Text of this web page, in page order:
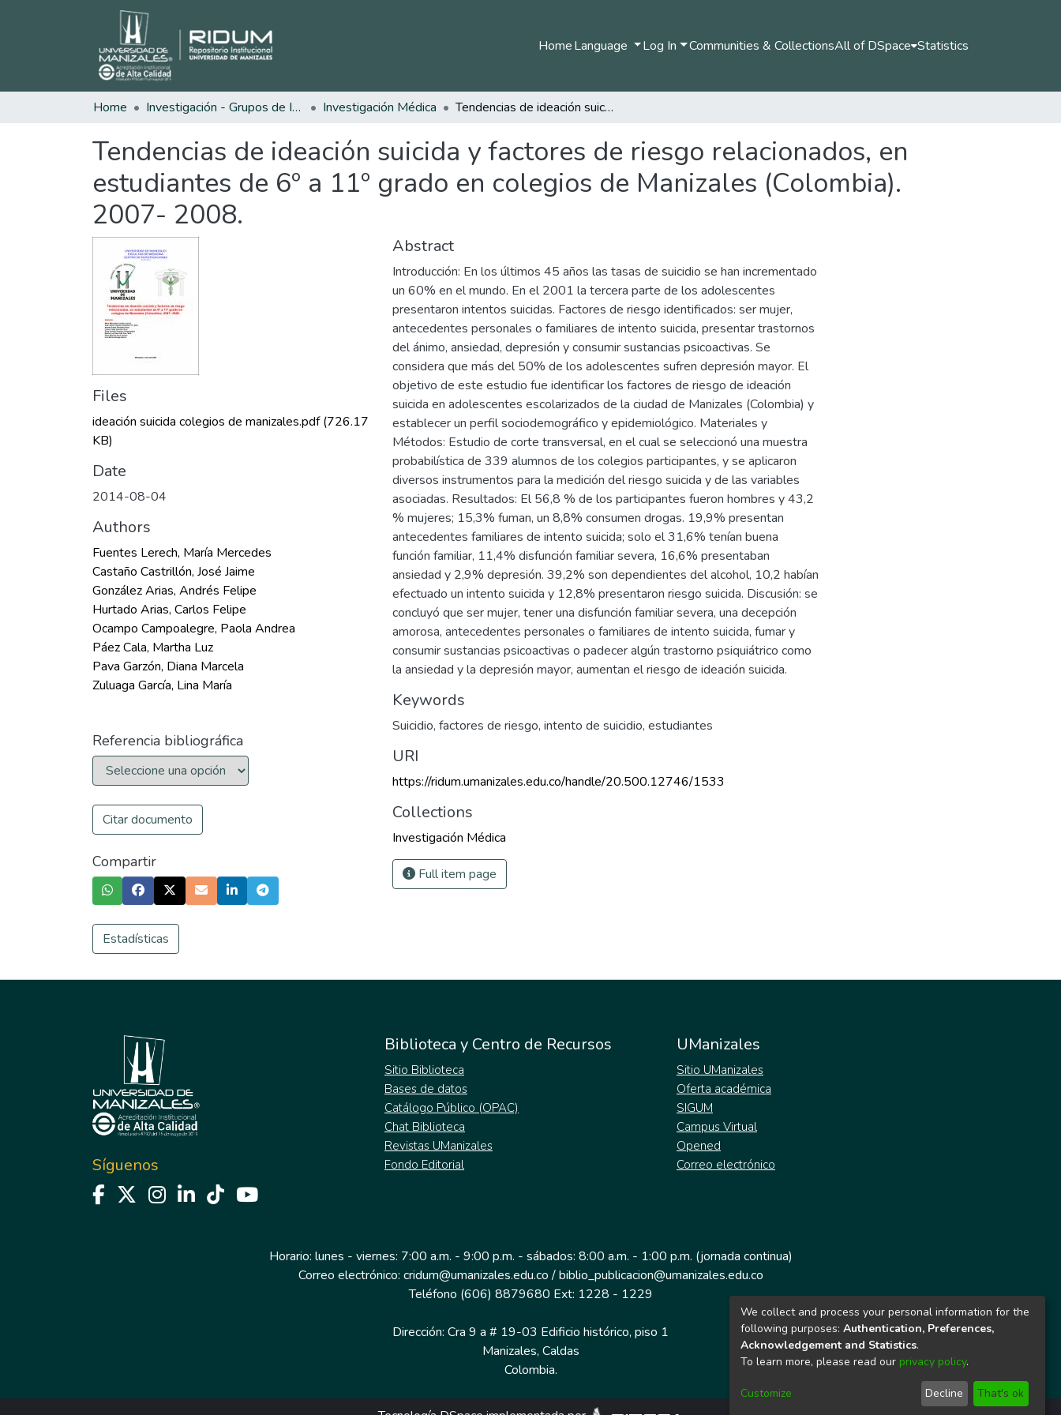
HomeLanguage Log In Communities & CollectionsAll of DSpace Statistics
Home Investigación - Grupos de Investigación Investigación Médica Tendencias de ideación suicida y factores de riesgo relacionados, en estudiantes de 6º a 11º grado en colegios de Manizales (Colombia). 2007- 2008.
Tendencias de ideación suicida y factores de riesgo relacionados, en
estudiantes de 6º a 11º grado en colegios de Manizales (Colombia).
2007- 2008.
Files
ideación suicida colegios de manizales.pdf(726.17
KB)
Date
2014-08-04
Authors
Fuentes Lerech, María Mercedes
Castaño Castrillón, José Jaime
González Arias, Andrés Felipe
Hurtado Arias, Carlos Felipe
Ocampo Campoalegre, Paola Andrea
Páez Cala, Martha Luz
Pava Garzón, Diana Marcela
Zuluaga García, Lina María
Referencia bibliográfica
Citar documento
Compartir
Estadísticas
Abstract
Introducción: En los últimos 45 años las tasas de suicidio se han incrementado
un 60% en el mundo. En el 2001 la tercera parte de los adolescentes
presentaron intentos suicidas. Factores de riesgo identificados: ser mujer,
antecedentes personales o familiares de intento suicida, presentar trastornos
del ánimo, ansiedad, depresión y consumir sustancias psicoactivas. Se
considera que más del 50% de los adolescentes sufren depresión mayor. El
objetivo de este estudio fue identificar los factores de riesgo de ideación
suicida en adolescentes escolarizados de la ciudad de Manizales (Colombia) y
establecer un perfil sociodemográfico y epidemiológico. Materiales y
Métodos: Estudio de corte transversal, en el cual se seleccionó una muestra
probabilística de 339 alumnos de los colegios participantes, y se aplicaron
diversos instrumentos para la medición del riesgo suicida y de las variables
asociadas. Resultados: El 56,8 % de los participantes fueron hombres y 43,2
% mujeres; 15,3% fuman, un 8,8% consumen drogas. 19,9% presentan
antecedentes familiares de intento suicida; solo el 31,6% tenían buena
función familiar, 11,4% disfunción familiar severa, 16,6% presentaban
ansiedad y 2,9% depresión. 39,2% son dependientes del alcohol, 10,2 habían
efectuado un intento suicida y 12,8% presentaron riesgo suicida. Discusión: se
concluyó que ser mujer, tener una disfunción familiar severa, una decepción
amorosa, antecedentes personales o familiares de intento suicida, fumar y
consumir sustancias psicoactivas o padecer algún trastorno psiquiátrico como
la ansiedad y la depresión mayor, aumentan el riesgo de ideación suicida.
Keywords
Suicidio, factores de riesgo, intento de suicidio, estudiantes
URI
https://ridum.umanizales.edu.co/handle/20.500.12746/1533
Collections
Investigación Médica
Full item page
Síguenos
Biblioteca y Centro de Recursos
Sitio Biblioteca
Bases de datos
Catálogo Público (OPAC)
Chat Biblioteca
Revistas UManizales
Fondo Editorial
UManizales
Sitio UManizales
Oferta académica
SIGUM
Campus Virtual
Opened
Correo electrónico
Horario: lunes - viernes: 7:00 a.m. - 9:00 p.m. - sábados: 8:00 a.m. - 1:00 p.m. (jornada continua)
Correo electrónico: cridum@umanizales.edu.co / biblio_publicacion@umanizales.edu.co
Teléfono (606) 8879680 Ext: 1228 - 1229
Dirección: Cra 9 a # 19-03 Edificio histórico, piso 1
Manizales, Caldas
Colombia.
We collect and process your personal information for the
following purposes: Authentication, Preferences,
Acknowledgement and Statistics.
To learn more, please read our privacy policy.
Customize Decline That's ok